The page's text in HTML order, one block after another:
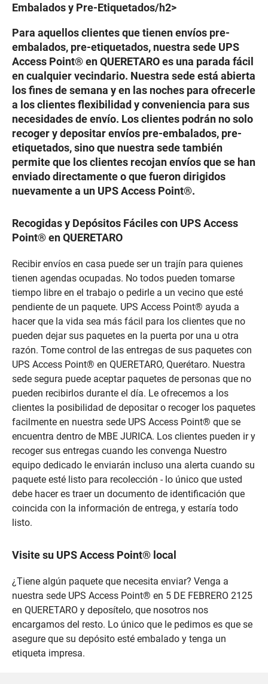
Embalados y Pre-Etiquetados/h2>
Para aquellos clientes que tienen envíos pre-
embalados, pre-etiquetados, nuestra sede UPS
Access Point® en QUERETARO es una parada fácil
en cualquier vecindario. Nuestra sede está abierta
los fines de semana y en las noches para ofrecerle
a los clientes flexibilidad y conveniencia para sus
necesidades de envío. Los clientes podrán no solo
recoger y depositar envíos pre-embalados, pre-
etiquetados, sino que nuestra sede también
permite que los clientes recojan envíos que se han
enviado directamente o que fueron dirigidos
nuevamente a un UPS Access Point®.
Recogidas y Depósitos Fáciles con UPS Access
Point® en QUERETARO
Recibir envíos en casa puede ser un trajín para quienes
tienen agendas ocupadas. No todos pueden tomarse
tiempo libre en el trabajo o pedirle a un vecino que esté
pendiente de un paquete. UPS Access Point® ayuda a
hacer que la vida sea más fácil para los clientes que no
pueden dejar sus paquetes en la puerta por una u otra
razón. Tome control de las entregas de sus paquetes con
UPS Access Point® en QUERETARO, Querétaro. Nuestra
sede segura puede aceptar paquetes de personas que no
pueden recibirlos durante el día. Le ofrecemos a los
clientes la posibilidad de depositar o recoger los paquetes
facilmente en nuestra sede UPS Access Point® que se
encuentra dentro de MBE JURICA. Los clientes pueden ir y
recoger sus entregas cuando les convenga Nuestro
equipo dedicado le enviarán incluso una alerta cuando su
paquete esté listo para recolección - lo único que usted
debe hacer es traer un documento de identificación que
coincida con la información de entrega, y estaría todo
listo.
Visite su UPS Access Point® local
¿Tiene algún paquete que necesita enviar? Venga a
nuestra sede UPS Access Point® en 5 DE FEBRERO 2125
en QUERETARO y deposítelo, que nosotros nos
encargamos del resto. Lo único que le pedimos es que se
asegure que su depósito esté embalado y tenga un
etiqueta impresa.